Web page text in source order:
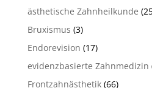
ästhetische Zahnheilkunde
Bruxismus (3)
Endorevision (17)
evidenzbasierte Zahnmedizin
Frontzahnästhetik(66)